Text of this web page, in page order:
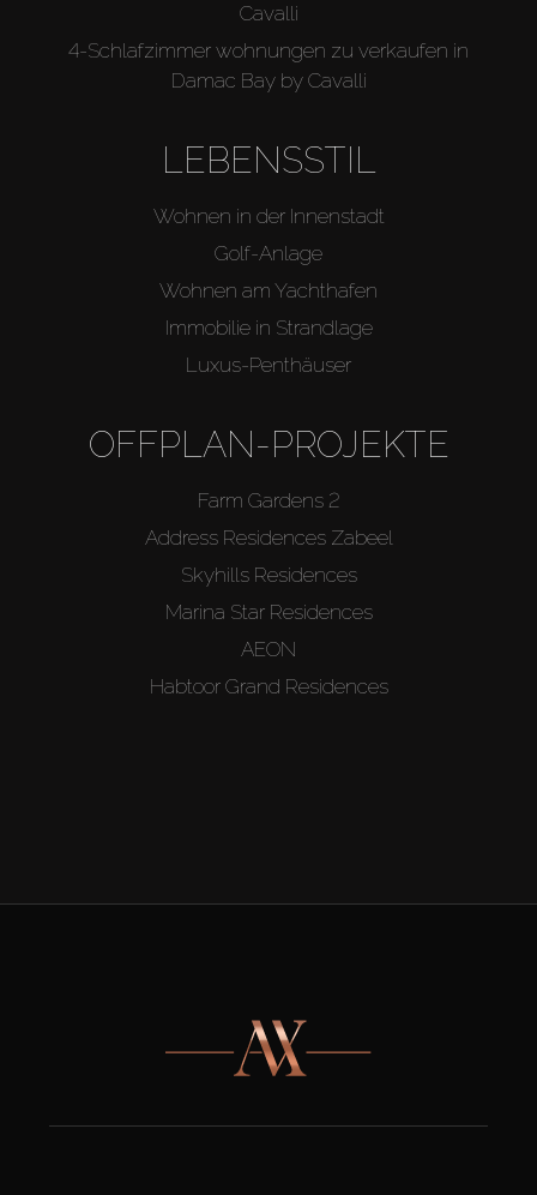
Cavalli
4-Schlafzimmer wohnungen zu verkaufen in
Damac Bay by Cavalli
LEBENSSTIL
Wohnen in der Innenstadt
Golf-Anlage
Wohnen am Yachthafen
Immobilie in Strandlage
Luxus-Penthäuser
OFFPLAN-PROJEKTE
Farm Gardens 2
Address Residences Zabeel
Skyhills Residences
Marina Star Residences
AEON
Habtoor Grand Residences